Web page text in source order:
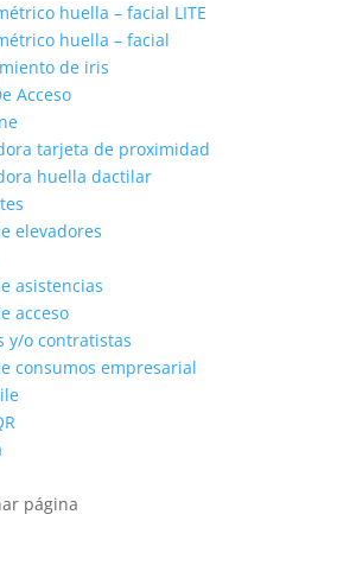
huella – facial LITE
huella – facial
de iris
Acceso
tarjeta de proximidad
huella dactilar
elevadores
asistencias
acceso
y/o contratistas
consumos empresarial
página